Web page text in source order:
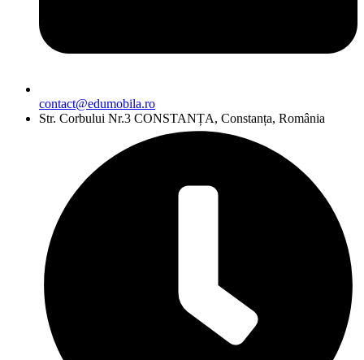
contact@edumobila.ro
Str. Corbului Nr.3 CONSTANȚA, Constanța, România